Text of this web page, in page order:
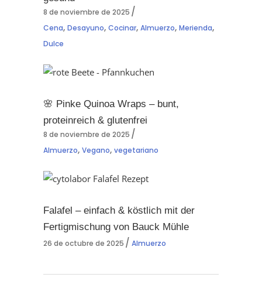
8 de noviembre de 2025
Cena, Desayuno, Cocinar, Almuerzo, Merienda,
Dulce
🌸 Pinke Quinoa Wraps – bunt,
proteinreich & glutenfrei
8 de noviembre de 2025
Almuerzo, Vegano, vegetariano
Falafel – einfach & köstlich mit der
Fertigmischung von Bauck Mühle
26 de octubre de 2025 Almuerzo